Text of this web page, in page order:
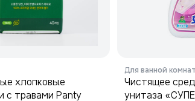
хлопковые
с травами Panty
Для ванной
Чистящее
унитаза